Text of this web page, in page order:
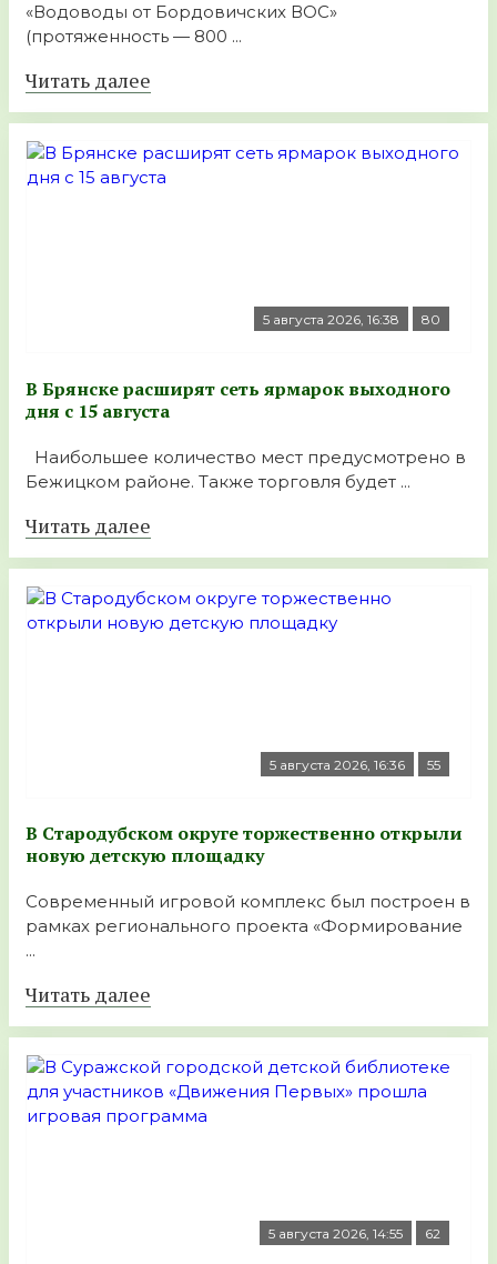
«Водоводы от Бордовичских ВОС»
(протяженность — 800 ...
Читать далее
5 августа 2026, 16:38 80
В Брянске расширят сеть ярмарок выходного
дня с 15 августа
Наибольшее количество мест предусмотрено в
Бежицком районе. Также торговля будет ...
Читать далее
5 августа 2026, 16:36 55
В Стародубском округе торжественно открыли
новую детскую площадку
Современный игровой комплекс был построен в
рамках регионального проекта «Формирование
...
Читать далее
5 августа 2026, 14:55 62